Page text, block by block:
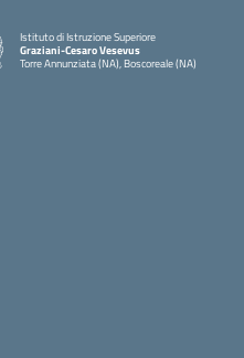
Istituto di Istruzione Superiore
Graziani-Cesaro Vesevus
Torre Annunziata (NA), Boscoreale (NA)